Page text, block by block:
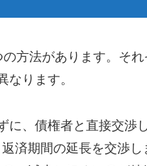
方法があります。そ
なります。
に、債権者と直接交渉
済期間の延長を交渉